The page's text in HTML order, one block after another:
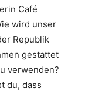
Café
wird unser
Republik
gestattet
verwenden?
du, dass